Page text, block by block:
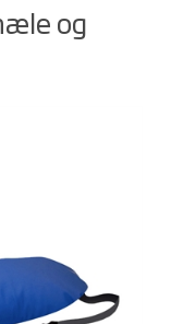
og